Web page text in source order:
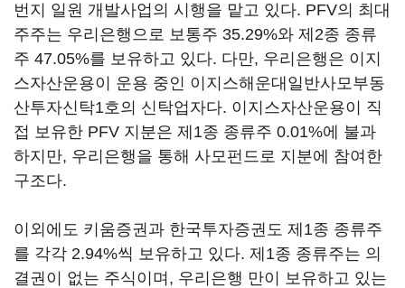
번지 일원 개발사업의 시행을 맡고 있다. PFV의 최대
주주는 우리은행으로 보통주 35.29%와 제2종 종류
주 47.05%를 보유하고 있다. 다만, 우리은행은 이지
스자산운용이 운용 중인 이지스해운대일반사모부동
산투자신탁1호의 신탁업자다. 이지스자산운용이 직
접 보유한 PFV 지분은 제1종 종류주 0.01%에 불과
하지만, 우리은행을 통해 사모펀드로 지분에 참여한
구조다.
이외에도 키움증권과 한국투자증권도 제1종 종류주
를 각각 2.94%씩 보유하고 있다. 제1종 종류주는 의
결권이 없는 주식이며, 우리은행 만이 보유하고 있는